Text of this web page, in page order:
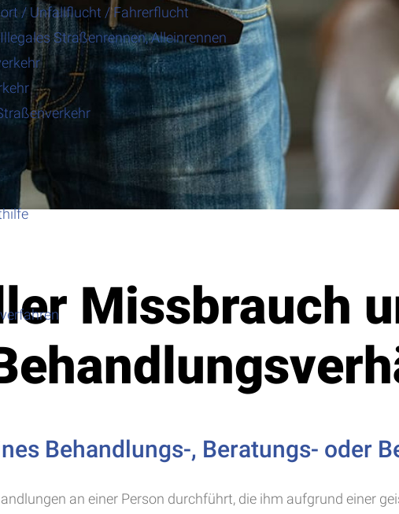
/ Unfallflucht / Fahrerflucht
Straßenrennen, Alleinrennen
Missbrauch
Behandlungs-, Beratungs- oder
an einer Person durchführt, die ihm aufgrund einer